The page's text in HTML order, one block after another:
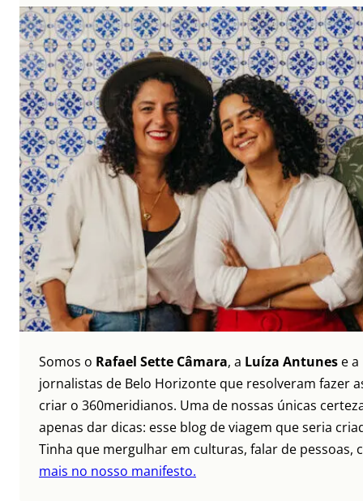
Somos o Rafael Sette Câmara, a Luíza Antunes e a
jornalistas de Belo Horizonte que resolveram fazer
criar o 360meridianos. Uma de nossas únicas
apenas dar dicas: esse blog de viagem que seria
Tinha que mergulhar em culturas, falar de
mais no nosso manifesto.